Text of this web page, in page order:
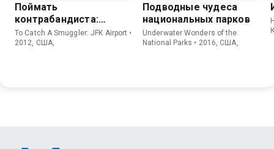
Поймать
контрабандиста:
Аэропорт Кеннеди
To Catch A Smuggler: JFK Airport •
2012, США,
Подводные чудеса
национальных парков
Underwater Wonders of the
National Parks • 2016, США,